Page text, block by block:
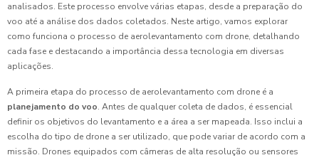
analisados. Este processo envolve várias etapas, desde a preparação do
voo até a análise dos dados coletados. Neste artigo, vamos explorar
como funciona o processo de aerolevantamento com drone, detalhando
cada fase e destacando a importância dessa tecnologia em diversas
aplicações.
A primeira etapa do processo de aerolevantamento com drone é a
planejamento do voo. Antes de qualquer coleta de dados, é essencial
definir os objetivos do levantamento e a área a ser mapeada. Isso inclui a
escolha do tipo de drone a ser utilizado, que pode variar de acordo com a
missão. Drones equipados com câmeras de alta resolução ou sensores